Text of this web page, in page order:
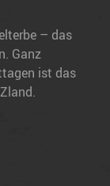
– das
Ganz
ist das